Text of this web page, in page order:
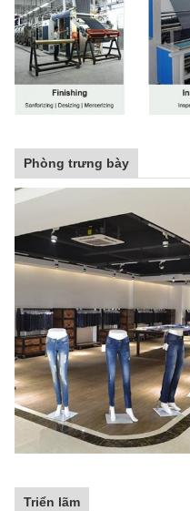
Phòng trưng bày
Triển lãm